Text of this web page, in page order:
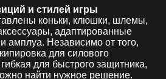
и стилей игры
коньки, клюшки, шлемы,
адаптированные
амплуа. Независимо от того,
для силового
для быстрого защитника,
найти нужное решение.